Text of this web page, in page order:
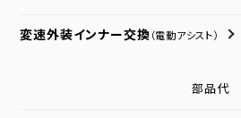
変速外装インナー交換 （電動アシスト）
部品代